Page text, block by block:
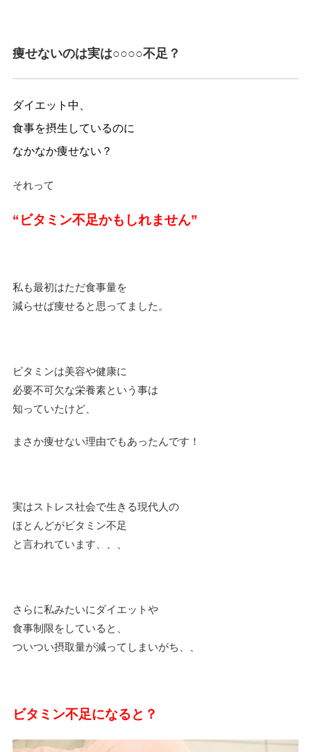
痩せないのは実は○○○○不足？
ダイエット中、
食事を摂生しているのに
なかなか痩せない？
それって
“ビタミン不足かもしれません”
私も最初はただ食事量を
減らせば痩せると思ってました。
ビタミンは美容や健康に
必要不可欠な栄養素という事は
知っていたけど、
まさか痩せない理由でもあったんです！
実はストレス社会で生きる現代人の
ほとんどがビタミン不足
と言われています、、、
さらに私みたいにダイエットや
食事制限をしていると、
ついつい摂取量が減ってしまいがち、、
ビタミン不足になると？